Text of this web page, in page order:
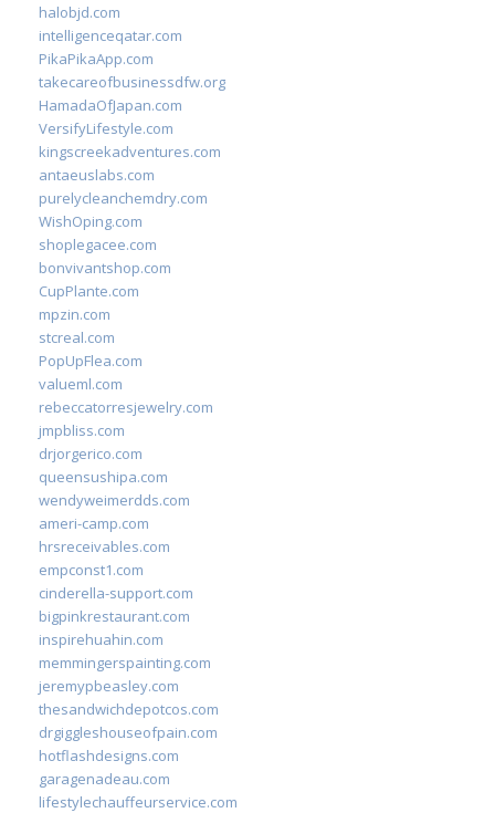
halobjd.com
intelligenceqatar.com
PikaPikaApp.com
takecareofbusinessdfw.org
HamadaOfJapan.com
VersifyLifestyle.com
kingscreekadventures.com
antaeuslabs.com
purelycleanchemdry.com
WishOping.com
shoplegacee.com
bonvivantshop.com
CupPlante.com
mpzin.com
stcreal.com
PopUpFlea.com
valueml.com
rebeccatorresjewelry.com
jmpbliss.com
drjorgerico.com
queensushipa.com
wendyweimerdds.com
ameri-camp.com
hrsreceivables.com
empconst1.com
cinderella-support.com
bigpinkrestaurant.com
inspirehuahin.com
memmingerspainting.com
jeremypbeasley.com
thesandwichdepotcos.com
drgiggleshouseofpain.com
hotflashdesigns.com
garagenadeau.com
lifestylechauffeurservice.com